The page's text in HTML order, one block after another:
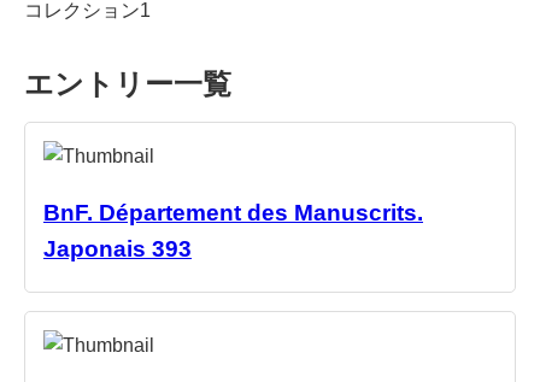
コレクション1
エントリー一覧
BnF. Département des Manuscrits.
Japonais 393